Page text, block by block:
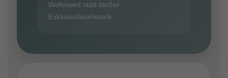
Wohnwert statt bloßer
Exklusivitätsrhetorik